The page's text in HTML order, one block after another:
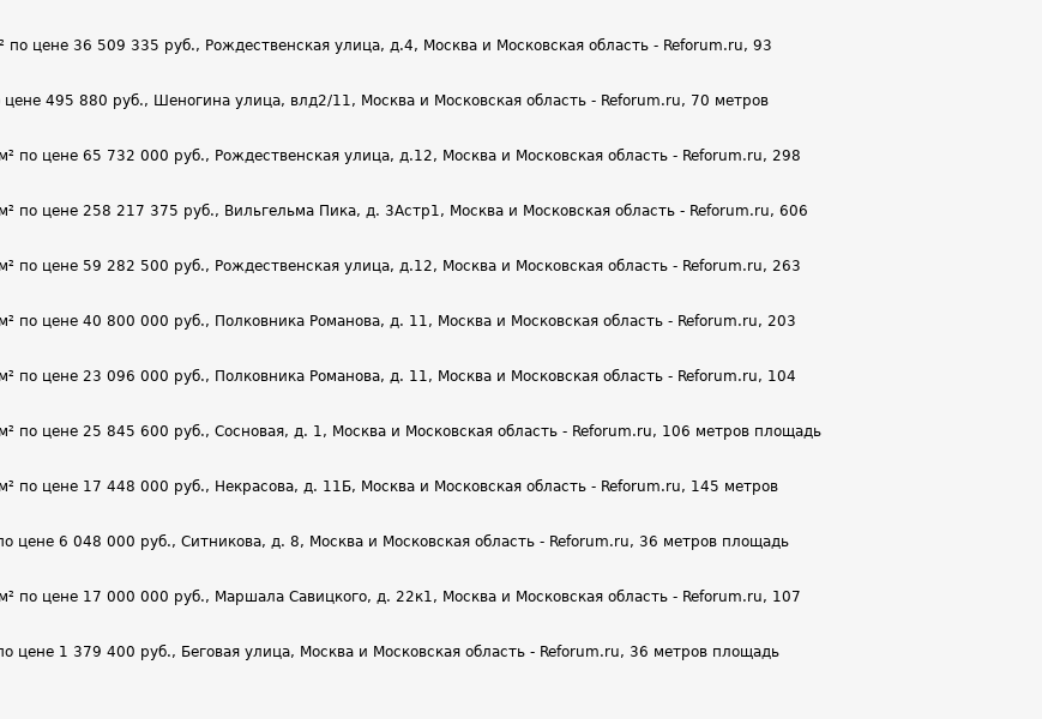
цене 36 509 335 руб., Рождественская улица, д.4, Москва и Московская область - Reforum.ru, 93
495 880 руб., Шеногина улица, влд2/11, Москва и Московская область - Reforum.ru, 70 метров
по цене 65 732 000 руб., Рождественская улица, д.12, Москва и Московская область - Reforum.ru, 298
по цене 258 217 375 руб., Вильгельма Пика, д. 3Астр1, Москва и Московская область - Reforum.ru, 606
по цене 59 282 500 руб., Рождественская улица, д.12, Москва и Московская область - Reforum.ru, 263
по цене 40 800 000 руб., Полковника Романова, д. 11, Москва и Московская область - Reforum.ru, 203
по цене 23 096 000 руб., Полковника Романова, д. 11, Москва и Московская область - Reforum.ru, 104
по цене 25 845 600 руб., Сосновая, д. 1, Москва и Московская область - Reforum.ru, 106 метров площадь
по цене 17 448 000 руб., Некрасова, д. 11Б, Москва и Московская область - Reforum.ru, 145 метров
цене 6 048 000 руб., Ситникова, д. 8, Москва и Московская область - Reforum.ru, 36 метров площадь
по цене 17 000 000 руб., Маршала Савицкого, д. 22к1, Москва и Московская область - Reforum.ru, 107
цене 1 379 400 руб., Беговая улица, Москва и Московская область - Reforum.ru, 36 метров площадь